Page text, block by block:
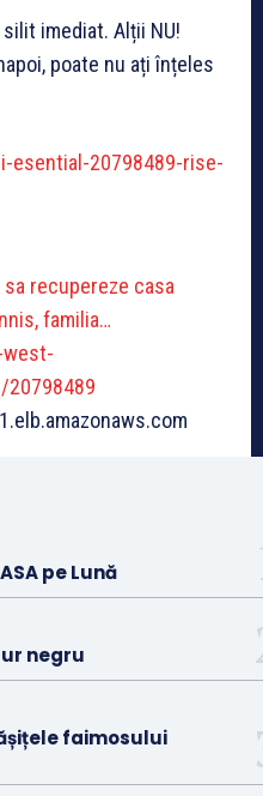
imediat. Alții NU!
poate nu ați înțeles
20798489-rise-
recupereze casa
familia…
20798489
pe Lună
negru
faimosului